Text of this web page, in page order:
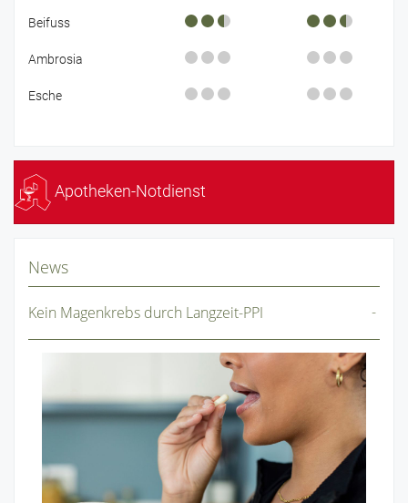
Beifuss
Ambrosia
Esche
Apotheken-Notdienst
News
Kein Magenkrebs durch Langzeit-PPI